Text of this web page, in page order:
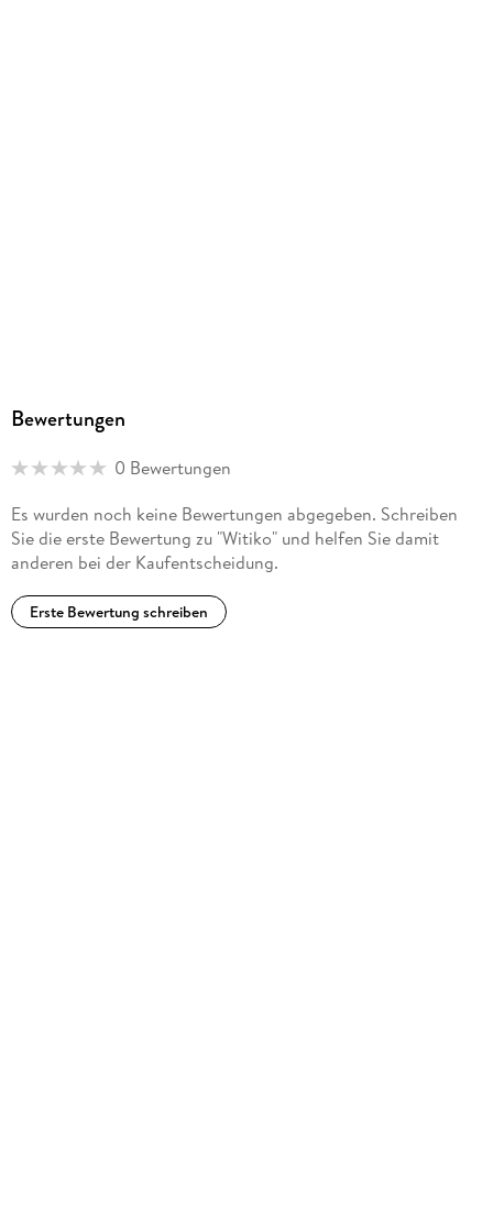
Bewertungen
0 Bewertungen
Es wurden noch keine Bewertungen abgegeben. Schreiben
Sie die erste Bewertung zu "Witiko" und helfen Sie damit
anderen bei der Kaufentscheidung.
Erste Bewertung schreiben